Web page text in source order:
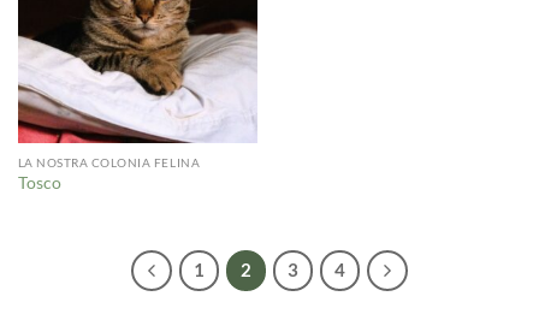
LA NOSTRA COLONIA FELINA
Tosco
1 2 3 4